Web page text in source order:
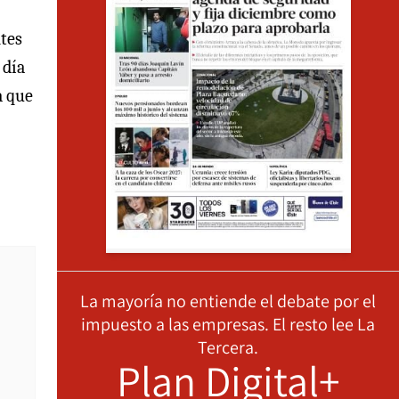
día
que
La mayoría no entiende el debate por el
impuesto a las empresas. El resto lee La
Tercera.
Plan Digital+